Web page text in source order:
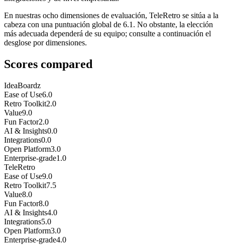
En nuestras ocho dimensiones de evaluación, TeleRetro se sitúa a la
cabeza con una puntuación global de 6.1. No obstante, la elección
más adecuada dependerá de su equipo; consulte a continuación el
desglose por dimensiones.
Scores compared
IdeaBoardz
Ease of Use6.0
Retro Toolkit2.0
Value9.0
Fun Factor2.0
AI & Insights0.0
Integrations0.0
Open Platform3.0
Enterprise-grade1.0
TeleRetro
Ease of Use9.0
Retro Toolkit7.5
Value8.0
Fun Factor8.0
AI & Insights4.0
Integrations5.0
Open Platform3.0
Enterprise-grade4.0